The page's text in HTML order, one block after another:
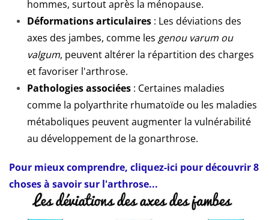
hommes, surtout après la ménopause.
Déformations articulaires : Les déviations des
axes des jambes, comme les genou varum ou
valgum, peuvent altérer la répartition des charges
et favoriser l'arthrose.
Pathologies associées : Certaines maladies
comme la polyarthrite rhumatoïde ou les maladies
métaboliques peuvent augmenter la vulnérabilité
au développement de la gonarthrose.
Pour mieux comprendre, cliquez-ici pour découvrir 8
choses à savoir sur l'arthrose...